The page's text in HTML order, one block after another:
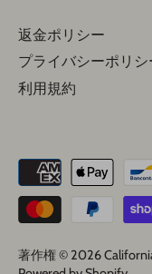
返金ポリシー
プライバシーポリシ
利用規約
著作権 © 2026